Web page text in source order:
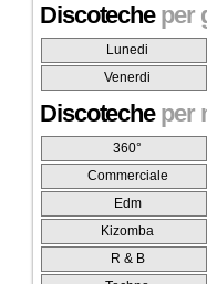
Discoteche per
Lunedi
Venerdi
Discoteche per
360°
Commerciale
Edm
Kizomba
R & B